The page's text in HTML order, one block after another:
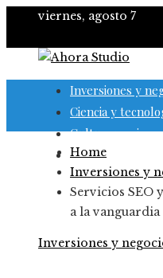
viernes, agosto 7
Inversiones y
Ciencia y
Cultura y ocio
Responsabilidad
Home
Inversiones y
Servicios SEO
a la vanguardia
Inversiones y